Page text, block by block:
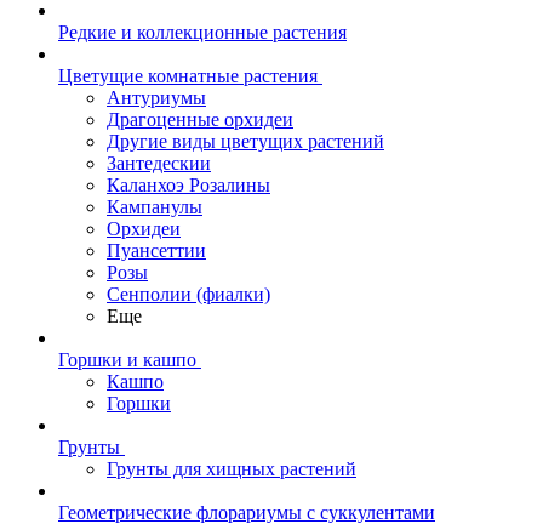
Редкие и коллекционные растения
Цветущие комнатные растения
Антуриумы
Драгоценные орхидеи
Другие виды цветущих растений
Зантедескии
Каланхоэ Розалины
Кампанулы
Орхидеи
Пуансеттии
Розы
Сенполии (фиалки)
Еще
Горшки и кашпо
Кашпо
Горшки
Грунты
Грунты для хищных растений
Геометрические флорариумы с суккулентами